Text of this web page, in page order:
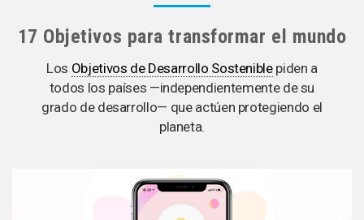
17 Objetivos para transformar el mundo
Los Objetivos de Desarrollo Sosteniblepiden a
todos los países —independientemente de su
grado de desarrollo— que actúen protegiendo el
planeta.